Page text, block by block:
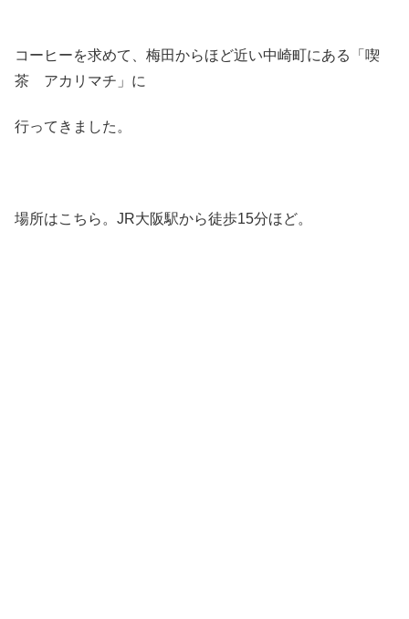
コーヒーを求めて、梅田からほど近い中崎町にある「喫
茶 アカリマチ」に
行ってきました。
場所はこちら。JR大阪駅から徒歩15分ほど。